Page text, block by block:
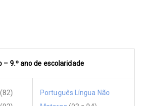
– 9.º ano de escolaridade
(82)
Português Língua Não